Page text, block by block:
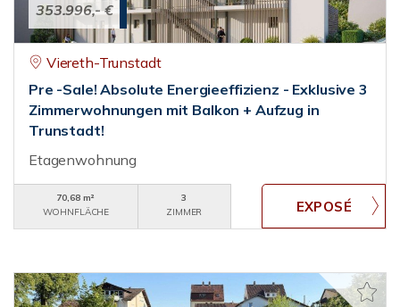
353.996,- €
Viereth-Trunstadt
Pre -Sale! Absolute Energieeffizienz - Exklusive 3
Zimmerwohnungen mit Balkon + Aufzug in
Trunstadt!
Etagenwohnung
70,68 m²
WOHNFLÄCHE
3
ZIMMER